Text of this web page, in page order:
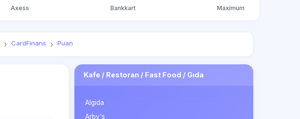
Axess Bankkart Maximum
CardFinans Puan
Kafe / Restoran / Fast Food / Gıda
Algida
Arby's